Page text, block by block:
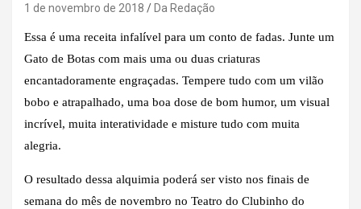
1 de novembro de 2018 Da Redação
Essa é uma receita infalível para um conto de fadas. Junte um
Gato de Botas com mais uma ou duas criaturas
encantadoramente engraçadas. Tempere tudo com um vilão
bobo e atrapalhado, uma boa dose de bom humor, um visual
incrível, muita interatividade e misture tudo com muita
alegria.
O resultado dessa alquimia poderá ser visto nos finais de
semana do mês de novembro no Teatro do Clubinho do